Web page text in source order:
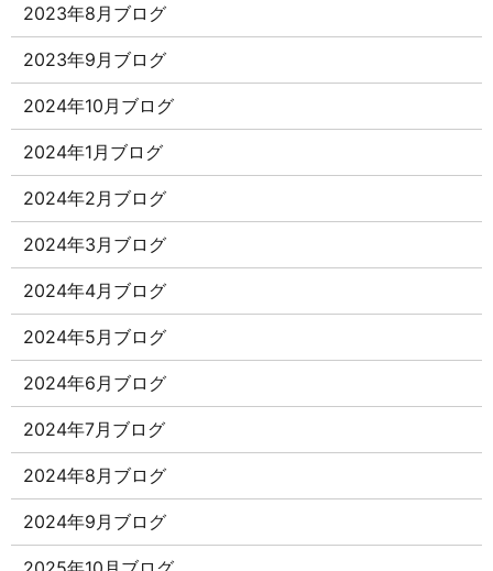
2023年8月ブログ
2023年9月ブログ
2024年10月ブログ
2024年1月ブログ
2024年2月ブログ
2024年3月ブログ
2024年4月ブログ
2024年5月ブログ
2024年6月ブログ
2024年7月ブログ
2024年8月ブログ
2024年9月ブログ